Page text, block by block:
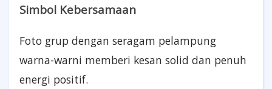
Simbol Kebersamaan
Foto grup dengan seragam pelampung
warna-warni memberi kesan solid dan penuh
energi positif.